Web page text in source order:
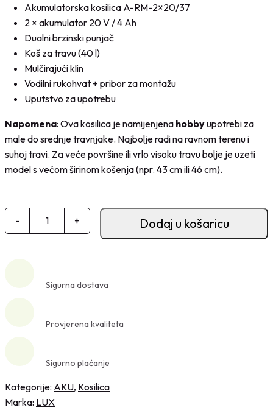
Akumulatorska kosilica A-RM-2×20/37
2 × akumulator 20 V / 4 Ah
Dualni brzinski punjač
Koš za travu (40 l)
Mulčirajući klin
Vodilni rukohvat + pribor za montažu
Uputstvo za upotrebu
Napomena: Ova kosilica je namijenjena hobbyupotrebi za
male do srednje travnjake. Najbolje radi na ravnom terenu i
suhoj travi. Za veće površine ili vrlo visoku travu bolje je uzeti
model s većom širinom košenja (npr. 43 cm ili 46 cm).
-
A
k
k
a
+ Dodaj u košaricu
Sigurna dostava
Provjerena kvaliteta
Sigurno plaćanje
Kategorije: AKU, Kosilica
Marka: LUX